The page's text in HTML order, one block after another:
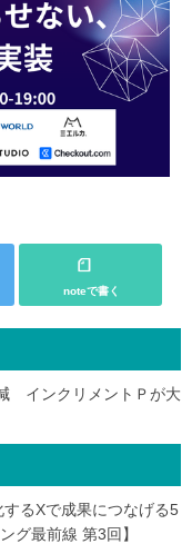
noteで書く
インクリメントＰが大
るXで成果につなげる5
グ最前線 第3回】